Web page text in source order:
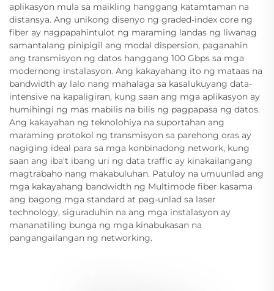
aplikasyon mula sa maikling hanggang katamtaman na
distansya. Ang unikong disenyo ng graded-index core ng
fiber ay nagpapahintulot ng maraming landas ng liwanag
samantalang pinipigil ang modal dispersion, paganahin
ang transmisyon ng datos hanggang 100 Gbps sa mga
modernong instalasyon. Ang kakayahang ito ng mataas na
bandwidth ay lalo nang mahalaga sa kasalukuyang data-
intensive na kapaligiran, kung saan ang mga aplikasyon ay
humihingi ng mas mabilis na bilis ng pagpapasa ng datos.
Ang kakayahan ng teknolohiya na suportahan ang
maraming protokol ng transmisyon sa parehong oras ay
nagiging ideal para sa mga konbinadong network, kung
saan ang iba't ibang uri ng data traffic ay kinakailangang
magtrabaho nang makabuluhan. Patuloy na umuunlad ang
mga kakayahang bandwidth ng Multimode fiber kasama
ang bagong mga standard at pag-unlad sa laser
technology, siguraduhin na ang mga instalasyon ay
mananatiling bunga ng mga kinabukasan na
pangangailangan ng networking.